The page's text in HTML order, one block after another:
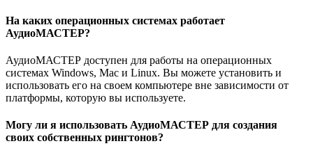
На каких операционных системах работает
АудиоМАСТЕР?
АудиоМАСТЕР доступен для работы на операционных
системах Windows, Mac и Linux. Вы можете установить и
использовать его на своем компьютере вне зависимости от
платформы, которую вы используете.
Могу ли я использовать АудиоМАСТЕР для создания
своих собственных рингтонов?